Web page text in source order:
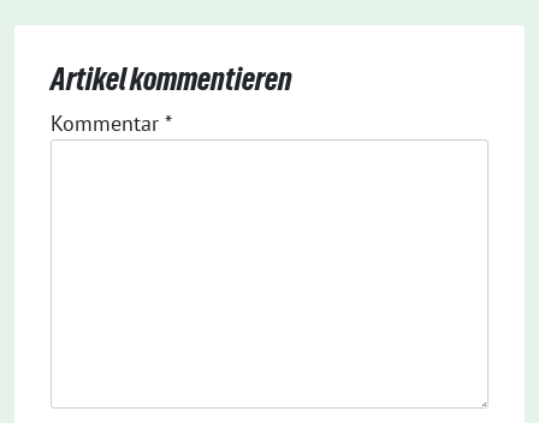
Artikel kommentieren
Kommentar *